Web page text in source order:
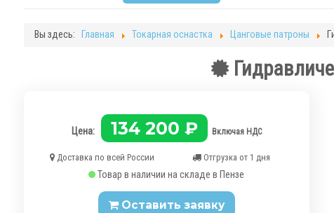
Вы здесь: Главная Токарная оснастка Цанговые патроны
Цена: 134 200 ₽ Включая НДС
Доставка по всей России Отгрузка от 1 дня
Товар в наличии на складе в Пензе
Оставить заявку